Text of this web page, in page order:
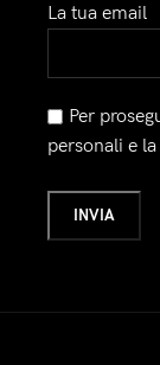
La tua email
Per
personali e